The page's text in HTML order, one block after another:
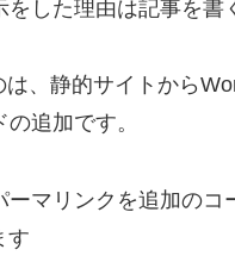
した理由は記事を書
、静的サイトから
追加です。
ーマリンクを追加のコ
す